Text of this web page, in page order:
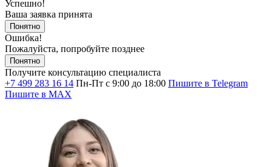
Успешно!
Ваша заявка принята
Понятно
Ошибка!
Пожалуйста, попробуйте позднее
Понятно
Получите консультацию специалиста
+7 499 283 16 14 Пн-Пт с 9:00 до 18:00 Пишите в Telegram
Пишите в MAX